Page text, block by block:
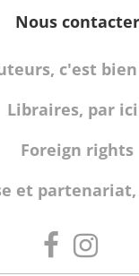
Nous contacter
c'est
Libraires, par
Foreign rights
et